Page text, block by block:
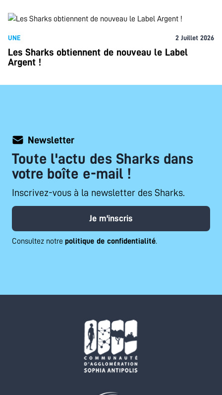
UNE 2 Juillet 2026
Les Sharks obtiennent de nouveau le Label
Argent !
Newsletter
Toute l'actu des Sharks dans
votre boîte e-mail !
Inscrivez-vous à la newsletter des Sharks.
Je m'inscris
Consultez notre politique de confidentialité.